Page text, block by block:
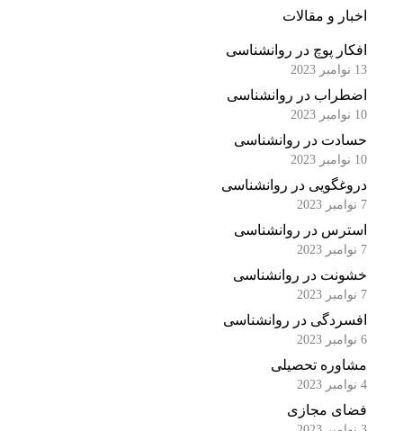
اخبار و مقالات
افکار پوچ در روانشناسی
اضطراب در روانشناسی
حسادت در روانشناسی
دروغگویی در روانشناسی
استرس در روانشناسی
خشونت در روانشناسی
افسردگی در روانشناسی
مشاوره تحصیلی
فضای مجازی